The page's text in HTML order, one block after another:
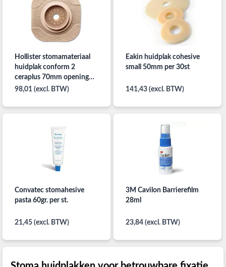
Hollister stomamateriaal
huidplak conform 2
ceraplus 70mm opening
13-55mm per 10st.
98,01 (excl. BTW)
Eakin huidplak cohesive
small 50mm per 30st
141,43 (excl. BTW)
Convatec stomahesive
pasta 60gr. per st.
21,45 (excl. BTW)
3M Cavilon Barrierefilm
28ml
23,84 (excl. BTW)